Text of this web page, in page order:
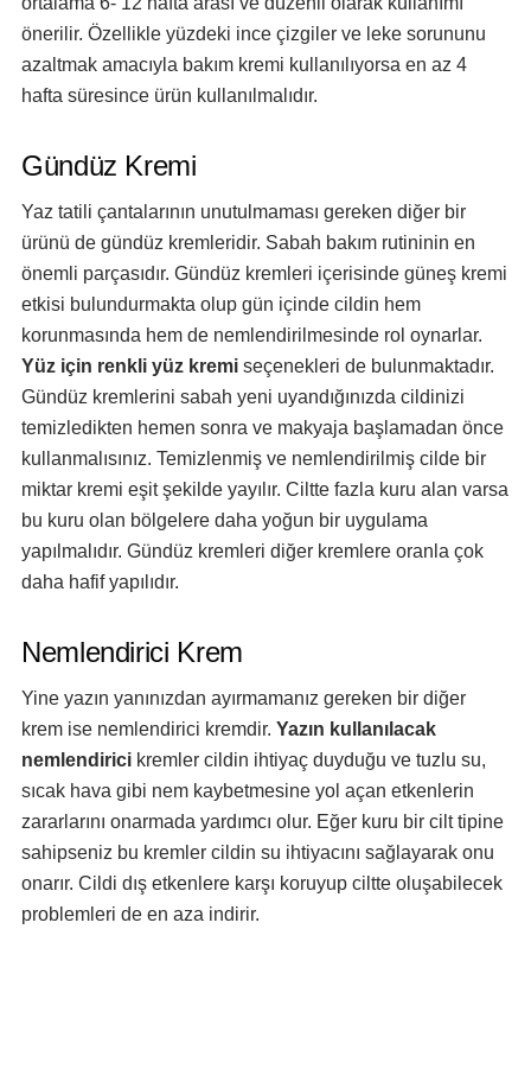
önerilir. Özellikle yüzdeki ince çizgiler ve leke sorununu
azaltmak amacıyla bakım kremi kullanılıyorsa en az 4
hafta süresince ürün kullanılmalıdır.
Gündüz Kremi
Yaz tatili çantalarının unutulmaması gereken diğer bir
ürünü de gündüz kremleridir. Sabah bakım rutininin en
önemli parçasıdır. Gündüz kremleri içerisinde güneş kremi
etkisi bulundurmakta olup gün içinde cildin hem
korunmasında hem de nemlendirilmesinde rol oynarlar.
Yüz için renkli yüz kremi seçenekleri de bulunmaktadır.
Gündüz kremlerini sabah yeni uyandığınızda cildinizi
temizledikten hemen sonra ve makyaja başlamadan önce
kullanmalısınız. Temizlenmiş ve nemlendirilmiş cilde bir
miktar kremi eşit şekilde yayılır. Ciltte fazla kuru alan varsa
bu kuru olan bölgelere daha yoğun bir uygulama
yapılmalıdır. Gündüz kremleri diğer kremlere oranla çok
daha hafif yapılıdır.
Nemlendirici Krem
Yine yazın yanınızdan ayırmamanız gereken bir diğer
krem ise nemlendirici kremdir. Yazın kullanılacak
nemlendirici kremler cildin ihtiyaç duyduğu ve tuzlu su,
sıcak hava gibi nem kaybetmesine yol açan etkenlerin
zararlarını onarmada yardımcı olur. Eğer kuru bir cilt tipine
sahipseniz bu kremler cildin su ihtiyacını sağlayarak onu
onarır. Cildi dış etkenlere karşı koruyup ciltte oluşabilecek
problemleri de en aza indirir.